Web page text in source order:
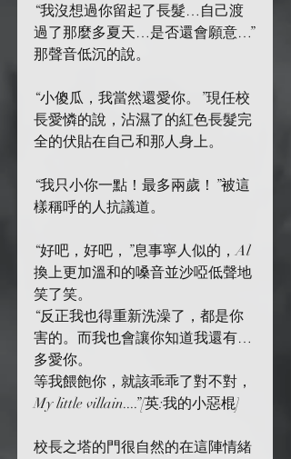
“我沒想過你留起了長髮…自己渡
過了那麼多夏天…是否還會願意…”
那聲音低沉的說。
“小傻瓜，我當然還愛你。”現任校
長愛憐的說，沾濕了的紅色長髮完
全的伏貼在自己和那人身上。
“我只小你一點！最多兩歲！”被這
樣稱呼的人抗議道。
“好吧，好吧，”息事寧人似的，Al
換上更加溫和的嗓音並沙啞低聲地
笑了笑。
“反正我也得重新洗澡了，都是你
害的。而我也會讓你知道我還有…
多愛你。
等我餵飽你，就該乖乖了對不對，
My little villain....”[英:我的小惡棍]
校長之塔的門很自然的在這陣情緒